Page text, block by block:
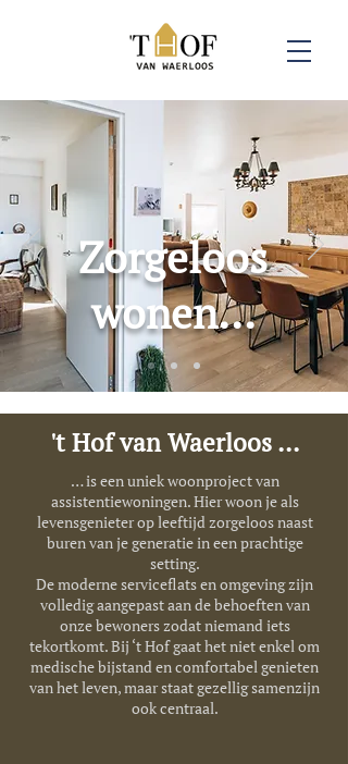
Zorgeloos
wonen...
't Hof van Waerloos ...
… is een uniek woonproject van
assistentiewoningen. Hier woon je als
levensgenieter op leeftijd zorgeloos naast
buren van je generatie in een prachtige
setting.
De moderne serviceflats en omgeving zijn
volledig aangepast aan de behoeften van
onze bewoners zodat niemand iets
tekortkomt. Bij ‘t Hof gaat het niet enkel om
medische bijstand en comfortabel genieten
van het leven, maar staat gezellig samenzijn
ook centraal.